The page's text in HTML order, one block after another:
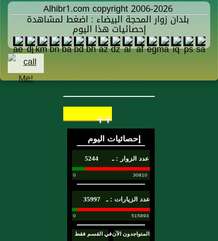
Alhibr1.com copyright 2006-2026
بلدان زوار المحجة البيضاء : اضغط لمشاهدة
إحصائيات هذا اليوم
++